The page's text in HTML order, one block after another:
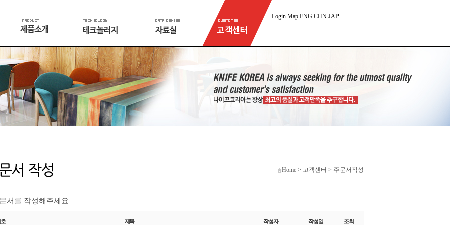
Login Map ENG CHN JAP
Home > 고객센터 > 주문서작성
서를 작성해주세요
제목 작성자 작성일 조회